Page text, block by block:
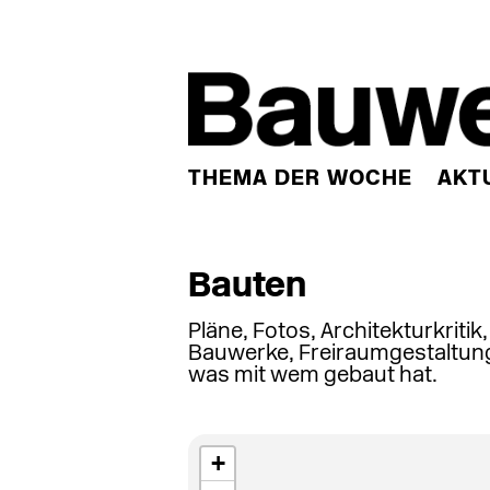
THEMA DER WOCHE
Bauten
Pläne, Fotos,
Bauwerke,
was mit wem gebaut hat.
+